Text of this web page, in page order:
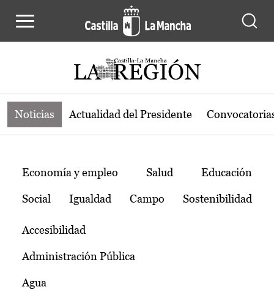
Noticias de la región de Castilla-La
Noticias Actualidad del Presidente
Temas
Economía y empleo Salud Educación
Social Igualdad Campo Sostenibilidad
Accesibilidad
Administración Pública
Agua